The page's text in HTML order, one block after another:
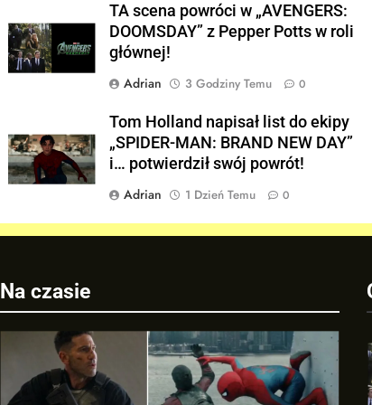
TA scena powróci w „AVENGERS:
DOOMSDAY” z Pepper Potts w roli
głównej!
Adrian
3 Godziny Temu 0
Tom Holland napisał list do ekipy
„SPIDER-MAN: BRAND NEW DAY”
i… potwierdził swój powrót!
Adrian
1 Dzień Temu 0
Na czasie